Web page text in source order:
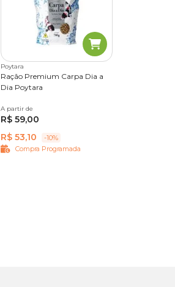
Poytara
Ração Premium Carpa Dia a
Dia Poytara
700 g
A partir de
R$ 59,00
R$ 53,10
-10%
Compra Programada